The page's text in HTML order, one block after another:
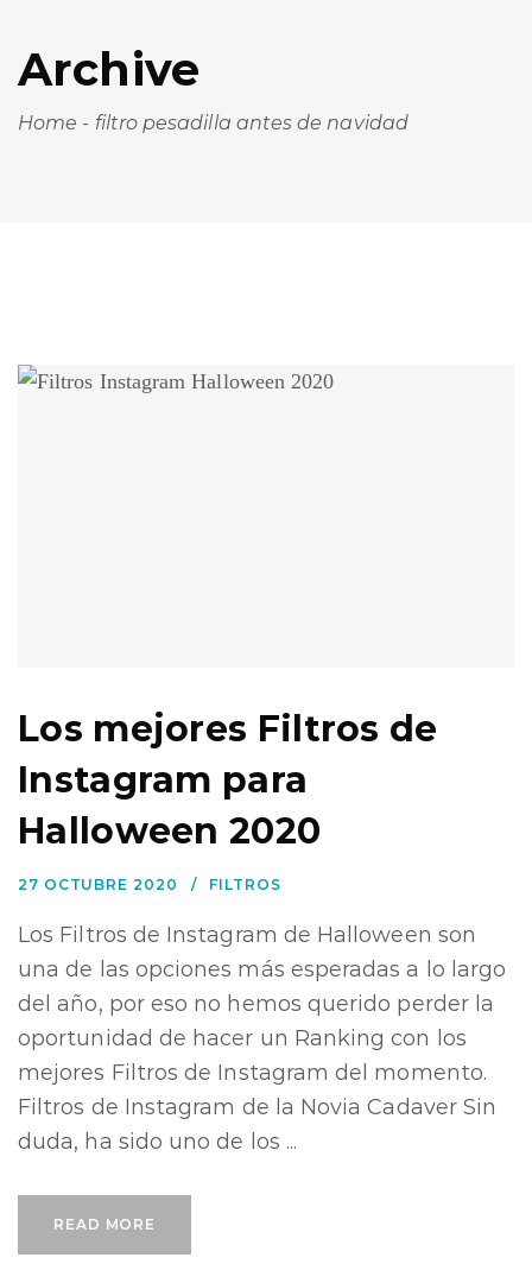
Archive
Home - filtro pesadilla antes de navidad
Los mejores Filtros de
Instagram para
Halloween 2020
27 OCTUBRE 2020 FILTROS
Los Filtros de Instagram de Halloween son
una de las opciones más esperadas a lo largo
del año, por eso no hemos querido perder la
oportunidad de hacer un Ranking con los
mejores Filtros de Instagram del momento.
Filtros de Instagram de la Novia Cadaver Sin
duda, ha sido uno de los ...
READ MORE